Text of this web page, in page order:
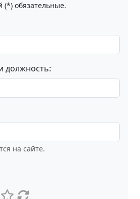
(*) обязательные.
должность:
на сайте.